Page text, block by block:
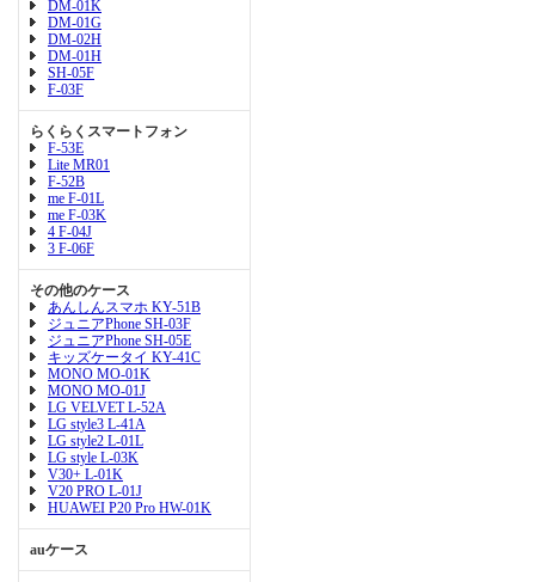
DM-01K
DM-01G
DM-02H
DM-01H
SH-05F
F-03F
らくらくスマートフォン
F-53E
Lite MR01
F-52B
me F-01L
me F-03K
4 F-04J
3 F-06F
その他のケース
あんしんスマホ KY-51B
ジュニアPhone SH-03F
ジュニアPhone SH-05E
キッズケータイ KY-41C
MONO MO-01K
MONO MO-01J
LG VELVET L-52A
LG style3 L-41A
LG style2 L-01L
LG style L-03K
V30+ L-01K
V20 PRO L-01J
HUAWEI P20 Pro HW-01K
auケース